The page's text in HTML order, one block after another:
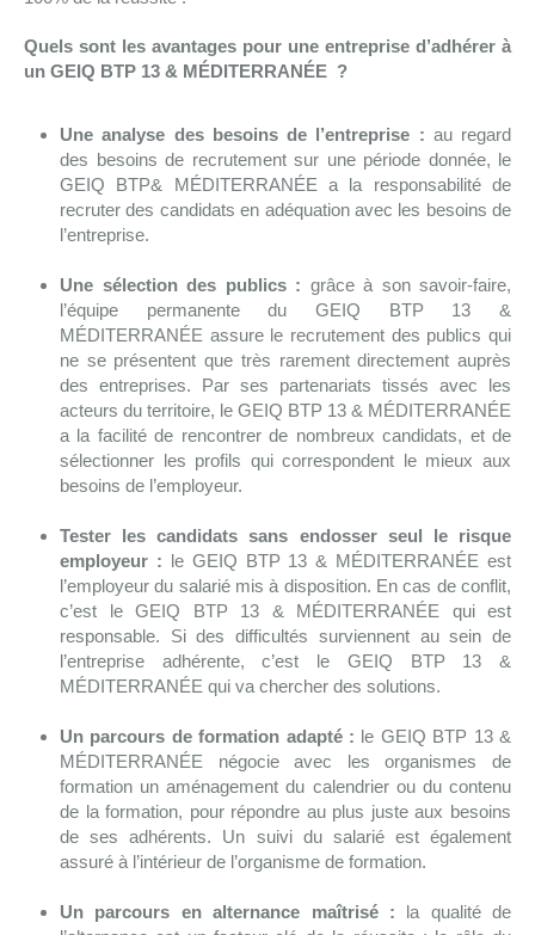
Quels sont les avantages pour une entreprise d’adhérer à
un GEIQ BTP 13 & MÉDITERRANÉE ?
Une analyse des besoins de l’entreprise : au regard
des besoins de recrutement sur une période donnée, le
GEIQ BTP& MÉDITERRANÉE a la responsabilité de
recruter des candidats en adéquation avec les besoins de
l’entreprise.
Une sélection des publics : grâce à son savoir-faire,
l’équipe permanente du GEIQ BTP 13 &
MÉDITERRANÉE assure le recrutement des publics qui
ne se présentent que très rarement directement auprès
des entreprises. Par ses partenariats tissés avec les
acteurs du territoire, le GEIQ BTP 13 & MÉDITERRANÉE
a la facilité de rencontrer de nombreux candidats, et de
sélectionner les profils qui correspondent le mieux aux
besoins de l’employeur.
Tester les candidats sans endosser seul le risque
employeur : le GEIQ BTP 13 & MÉDITERRANÉE est
l’employeur du salarié mis à disposition. En cas de conflit,
c’est le GEIQ BTP 13 & MÉDITERRANÉE qui est
responsable. Si des difficultés surviennent au sein de
l’entreprise adhérente, c’est le GEIQ BTP 13 &
MÉDITERRANÉE qui va chercher des solutions.
Un parcours de formation adapté : le GEIQ BTP 13 &
MÉDITERRANÉE négocie avec les organismes de
formation un aménagement du calendrier ou du contenu
de la formation, pour répondre au plus juste aux besoins
de ses adhérents. Un suivi du salarié est également
assuré à l’intérieur de l’organisme de formation.
Un parcours en alternance maîtrisé : la qualité de